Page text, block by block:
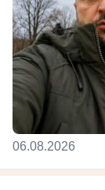
06.08.2026